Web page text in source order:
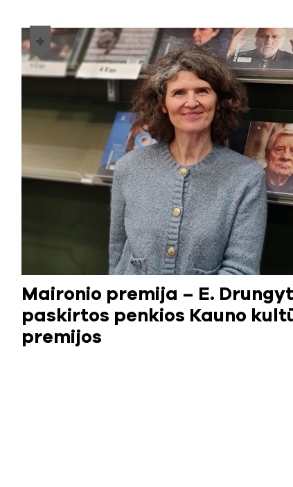
Maironio premija – E.
paskirtos penkios Kauno
premijos